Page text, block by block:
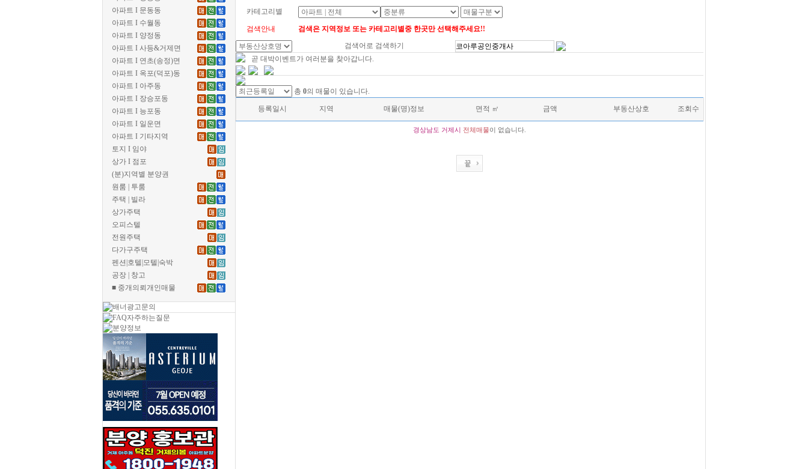
아파트 I 문동동
아파트 I 수월동
아파트 I 양정동
아파트 I 사등&거제면
아파트 I 연초(송정)면
아파트 I 옥포(덕포)동
아파트 I 아주동
아파트 I 장승포동
아파트 I 능포동
아파트 I 일운면
아파트 I 기타지역
토지 I 임야
상가 I 점포
(분)지역별 분양권
원룸 | 투룸
주택 | 빌라
상가주택
오피스텔
전원주택
다가구주택
펜션|호텔|모텔|숙박
공장 | 창고
■ 중개의뢰개인매물
카테고리별
검색안내
검색은 지역정보 또는 카테고리별중 한곳만 선택해주세요!!
검색어로 검색하기
곧 대박이벤트가 여러분을 찾아갑니다.
총 0의 매물이 있습니다.
등록일시 지역 매물(명)정보 면적 ㎡ 금액 부동산상호 조회수
경상남도 거제시 전체매물이 없습니다.